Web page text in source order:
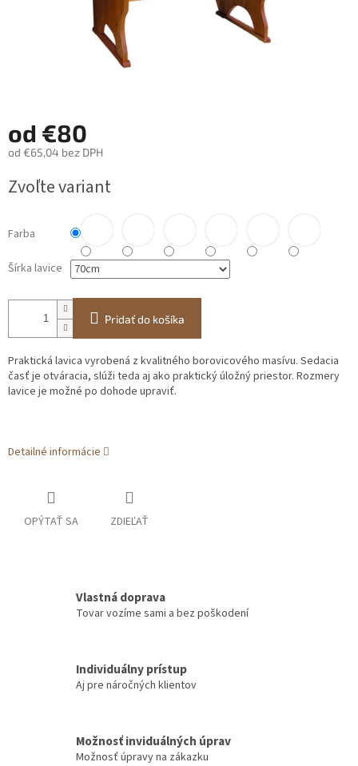
od €80
od €65,04 bez DPH
cena:
Zvoľte variant
Farba
Šírka lavice
Pridať do košíka
Praktická lavica vyrobená z kvalitného borovicového masívu. Sedacia
časť je otváracia, slúži teda aj ako praktický úložný priestor. Rozmery
lavice je možné po dohode upraviť.
Detailné informácie
OPÝTAŤ SA ZDIEĽAŤ
Vlastná doprava
Tovar vozíme sami a bez poškodení
Individuálny prístup
Aj pre náročných klientov
Možnosť inviduálných úprav
Možnosť úpravy na zákazku